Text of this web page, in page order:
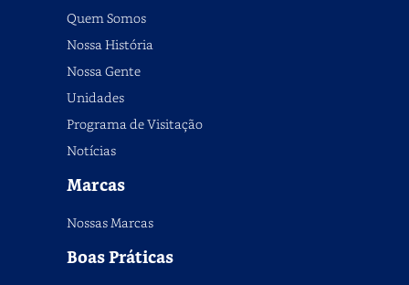
Quem Somos
Nossa História
Nossa Gente
Unidades
Programa de Visitação
Notícias
Marcas
Nossas Marcas
Boas Práticas